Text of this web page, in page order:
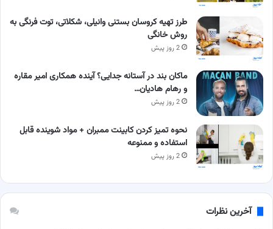
طرز تهیه کروسان بستنی وانیلی، شکلاتی، توت فرنگی به
روش خانگی
2 روز پیش
ماکان بند در آستانه جدایی؟ آینده همکاری امیر مقاره
و رهام هادیان…
2 روز پیش
نحوه تمیز کردن کابینت ممبران + مواد شوینده قابل
استفاده و ممنوعه
2 روز پیش
آخرین نظرات